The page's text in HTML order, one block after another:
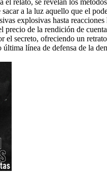
el relato, se revelan los
sacar a la luz aquello que el
explosivas hasta reacciones
precio de la rendición de
el secreto, ofreciendo un
línea de defensa de la